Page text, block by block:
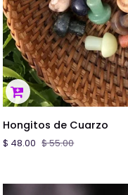
VISTA
Hongitos
Cuarzo
Hongitos de Cuarzo
$ 48.00 $ 55.00